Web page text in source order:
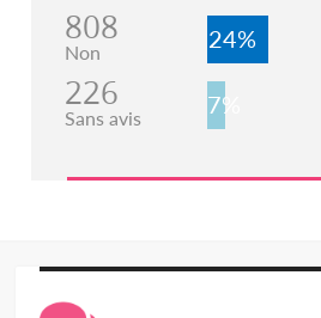
808
Non 24%
226
Sans avis 7%